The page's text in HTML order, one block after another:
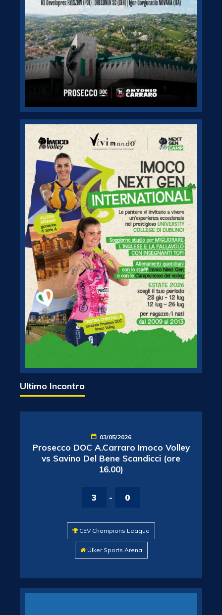
Ultimo Incontro
03/05/2026
Prosecco DOC A.Carraro Imoco Volley
vs Savino Del Bene Scandicci (ore
16.00)
3 - 0
CEV Champions League
Ülker Sports Arena